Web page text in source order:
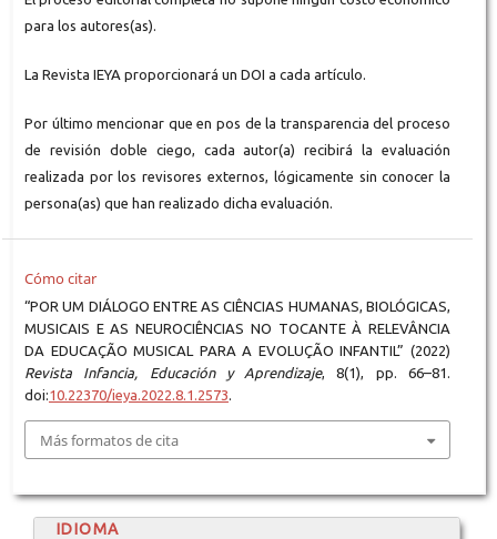
para los autores(as).
La Revista IEYA proporcionará un DOI a cada artículo.
Por último mencionar que en pos de la transparencia del proceso
de revisión doble ciego, cada autor(a) recibirá la evaluación
realizada por los revisores externos, lógicamente sin conocer la
persona(as) que han realizado dicha evaluación.
Cómo citar
“POR UM DIÁLOGO ENTRE AS CIÊNCIAS HUMANAS, BIOLÓGICAS,
MUSICAIS E AS NEUROCIÊNCIAS NO TOCANTE À RELEVÂNCIA
DA EDUCAÇÃO MUSICAL PARA A EVOLUÇÃO INFANTIL” (2022)
Revista Infancia, Educación y Aprendizaje, 8(1), pp. 66–81.
doi:10.22370/ieya.2022.8.1.2573.
Más formatos de cita
IDIOMA